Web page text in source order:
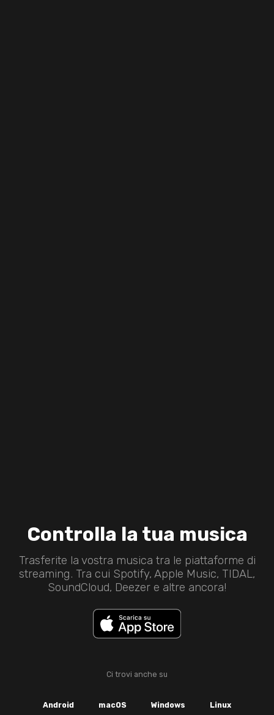
Controlla la tua musica
Trasferite la vostra musica tra le piattaforme di
streaming. Tra cui Spotify, Apple Music, TIDAL,
SoundCloud, Deezer e altre ancora!
Ci trovi anche su
Android macOS Windows Linux